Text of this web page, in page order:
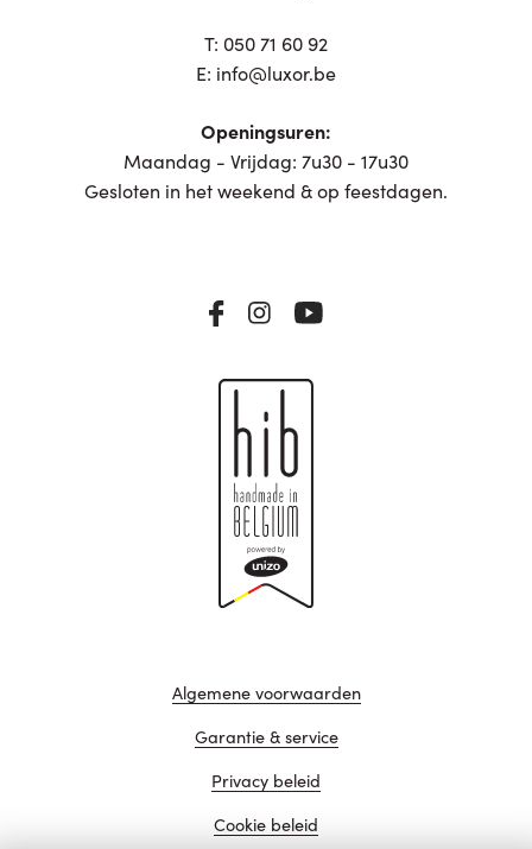
T: 050 71 60 92
E: info@luxor.be
Openingsuren:
Maandag - Vrijdag: 7u30 - 17u30
Gesloten in het weekend & op feestdagen.
Algemene voorwaarden
Garantie & service
Privacy beleid
Cookie beleid